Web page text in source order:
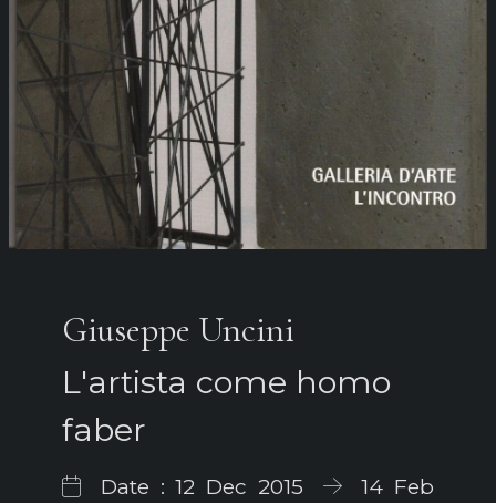
Giuseppe Uncini
L'artista come homo
faber
Date : 12 Dec 2015
14 Feb